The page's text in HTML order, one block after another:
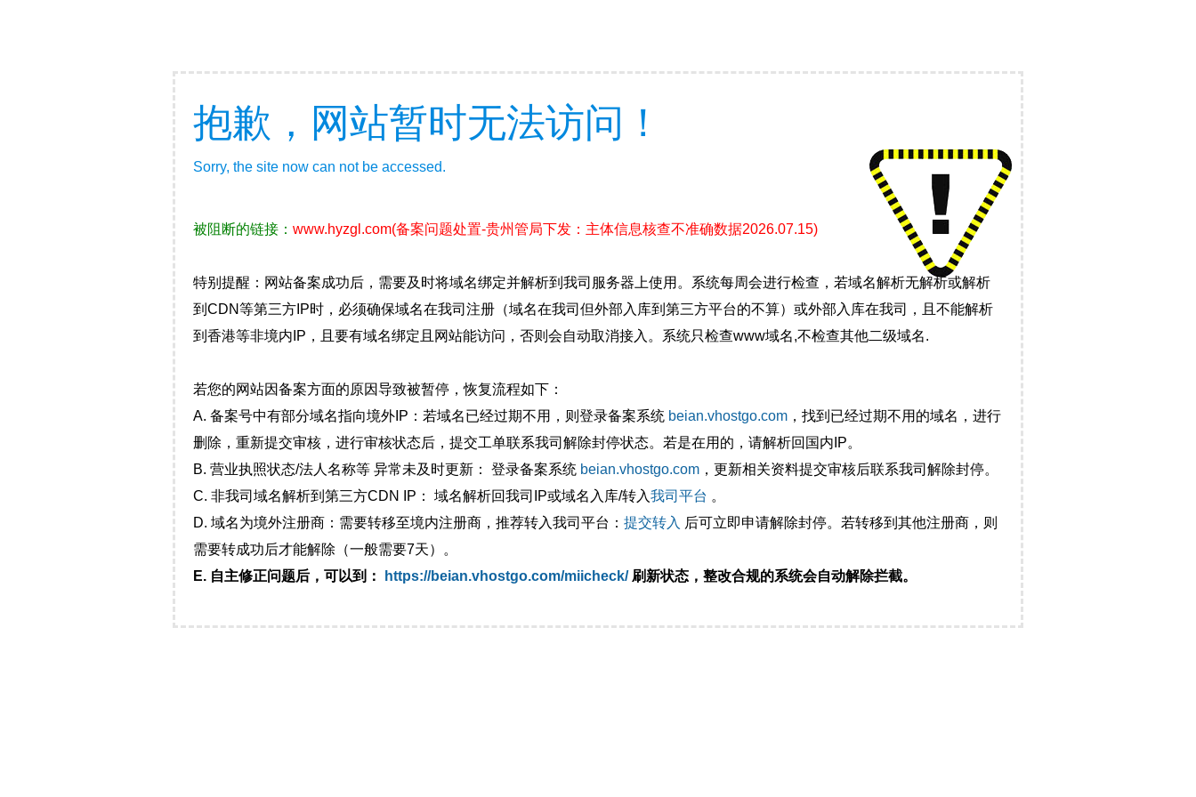
抱歉，网站暂时无法访问！
Sorry, the site now can not be accessed.
被阻断的链接： www.hyzgl.com(备案问题处置-贵州管局下发：主体信息核查不准确数据2026.07.15)
特别提醒：网站备案成功后，需要及时将域名绑定并解析到我司服务器上使用。系统每周会进行检查，若域名解析无解析或解析
到CDN等第三方IP时，必须确保域名在我司注册（域名在我司但外部入库到第三方平台的不算）或外部入库在我司，且不能解析
到香港等非境内IP，且要有域名绑定且网站能访问，否则会自动取消接入。系统只检查www域名,不检查其他二级域名.
若您的网站因备案方面的原因导致被暂停，恢复流程如下：
A. 备案号中有部分域名指向境外IP：若域名已经过期不用，则登录备案系统 beian.vhostgo.com ，找到已经过期不用的域名，进行
删除，重新提交审核，进行审核状态后，提交工单联系我司解除封停状态。若是在用的，请解析回国内IP。
B. 营业执照状态/法人名称等 异常未及时更新： 登录备案系统 beian.vhostgo.com ，更新相关资料提交审核后联系我司解除封停。
C. 非我司域名解析到第三方CDN IP： 域名解析回我司IP或域名入库/转入我司平台 。
D. 域名为境外注册商：需要转移至境内注册商，推荐转入我司平台： 提交转入 后可立即申请解除封停。若转移到其他注册商，则
需要转成功后才能解除（一般需要7天）。
E. 自主修正问题后，可以到：
https://beian.vhostgo.com/miicheck/刷新状态，整改合规的系统会自动解除拦截。